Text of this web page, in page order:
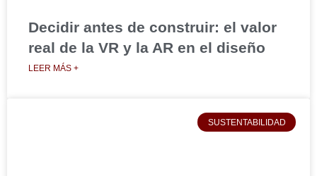
Decidir antes de construir: el valor
real de la VR y la AR en el diseño
LEER MÁS +
SUSTENTABILIDAD